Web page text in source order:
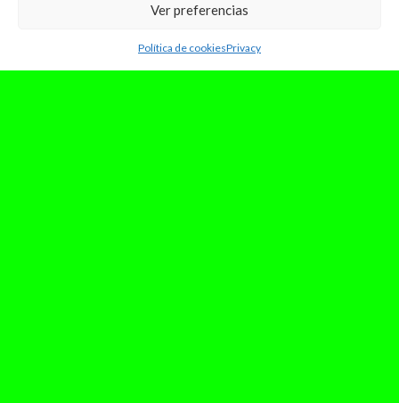
Ver preferencias
Política de cookiesPrivacy